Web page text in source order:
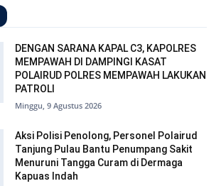
DENGAN SARANA KAPAL C3, KAPOLRES
MEMPAWAH DI DAMPINGI KASAT
POLAIRUD POLRES MEMPAWAH LAKUKAN
PATROLI
Minggu, 9 Agustus 2026
Aksi Polisi Penolong, Personel Polairud
Tanjung Pulau Bantu Penumpang Sakit
Menuruni Tangga Curam di Dermaga
Kapuas Indah